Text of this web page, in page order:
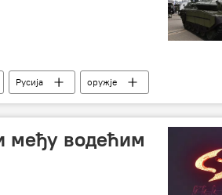
Русија оружје
међу водећим